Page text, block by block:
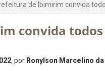
de Ibimirim convida
convida
, por Ronylson Marcelino